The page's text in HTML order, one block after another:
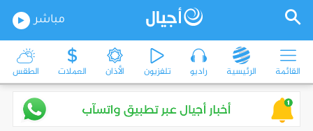
مباشر
القائمة الرئيسية راديو تلفزيون الأذان العملات الطقس